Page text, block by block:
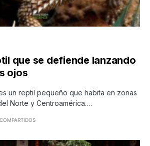
que se defiende lanzando
ojos
un reptil pequeño que habita en zonas
Norte y Centroamérica.…